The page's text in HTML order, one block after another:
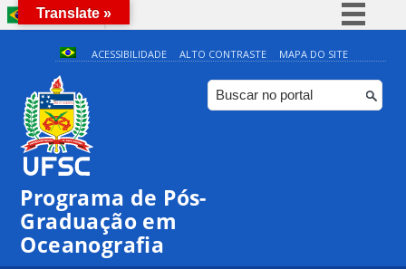
BRASIL
Simplifique!
Comunica BR
Participe
ACESSIBILIDADE ALTO CONTRASTE MAPA DO SITE
Programa de Pós-
Graduação em
Oceanografia
0:00
1:00
2:00
Translate »